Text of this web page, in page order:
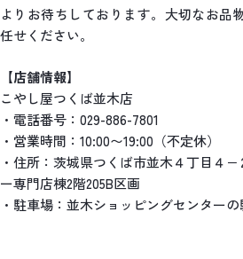
よりお待ちしております。大切なお品
任せください。
【店舗情報】
こやし屋つくば並木店
・電話番号：029-886-7801
・営業時間：10:00〜19:00（不定休）
・住所：茨城県つくば市並木４丁目４
ー専門店棟2階205B区画
・駐車場：並木ショッピングセンター